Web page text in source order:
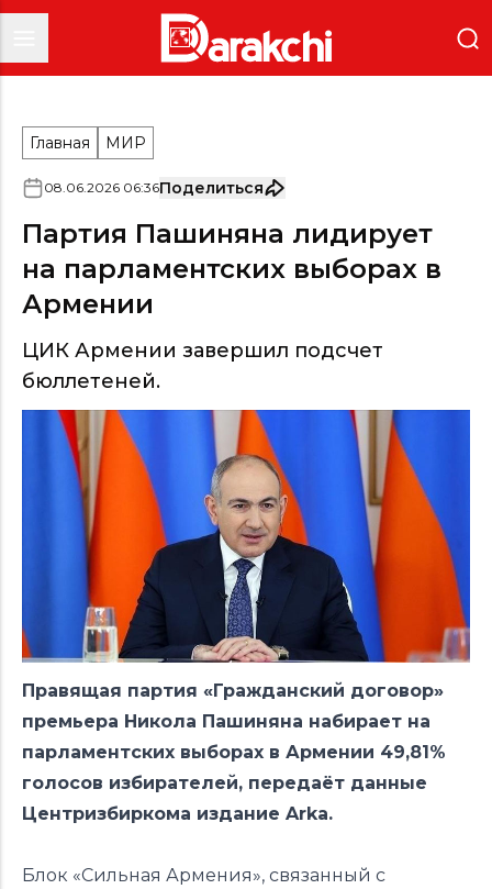
Главная МИР
08.06.2026 06:36Поделиться
Партия Пашиняна лидирует
на парламентских выборах в
Армении
ЦИК Армении завершил подсчет
бюллетеней.
Правящая партия «Гражданский договор»
премьера Никола Пашиняна набирает на
парламентских выборах в Армении 49,81%
голосов избирателей, передаёт данные
Центризбиркома издание Arka.
Блок «Сильная Армения», связанный с